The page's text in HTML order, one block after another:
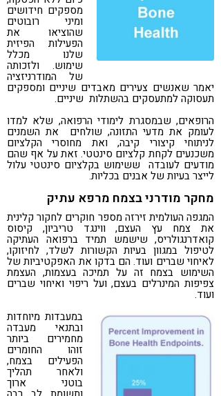
מספקים חידושים
ומיני רובוטים
שהוציאו את
הפעילות הפיזית
שלנו מכלל
שימוש. ולזכותה
של המודרניזציה
יאמר שאנשים צעירים מאבדים שיניים ומספקים
תעסוקה למתעסקים בהשתלות שיניים.
הרופאים, שבמסגרת לימודי הרפואה, שלא למדו
לעומק את מדעי התזונה, שולחים את השמנים
לניתוחי קיצורי קיבה, ואת מחוסרי הקלציום
משכנעים לקחת קלציום סינטטי. זאת על אף שהם
מודעים לעובדה ששימוש בקלציום סינטטי עלול
לייצר בעיות של אבנים בכליות.
מחקר מודרני בצמח מרפא עתיק
המגפה העולמית זירזה מספר חוקרים לחקור קלינית
את צמח עץ העצם, ווינגד טריביון, קיסוס
קואדרנגולריס, שישמש תמיד ברפואה העתיקה
לטיפול במגוון בעיות הקשורות לשלד, לחיזוקו,
לאיחוי שברים ועוד. הם בדקו את האפקטיביות של
השימוש בצמח זה על תמיכה בעצמות, העצמת
צפיפות המינרלים בעצם, ועל ריפוי ואיחוי שברים
ועוד.
במעבדות מיוחדות
ובתנאי מעבדה
מחמירים ביותר
זוהו החומרים
הפעילים בצמח,
ולאחר תהליך
בוטני ארוך